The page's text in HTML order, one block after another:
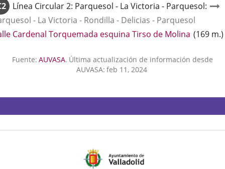
externa.
Línea Circular 2: Parquesol - La Victoria - Parquesol:
- La Victoria - Rondilla - Delicias - Parquesol
Cardenal Torquemada esquina Tirso de Molina Enlace
una
(169 m.)
Fuente: AUVASA. Última actualización de información desde
AUVASA: feb 11, 2024